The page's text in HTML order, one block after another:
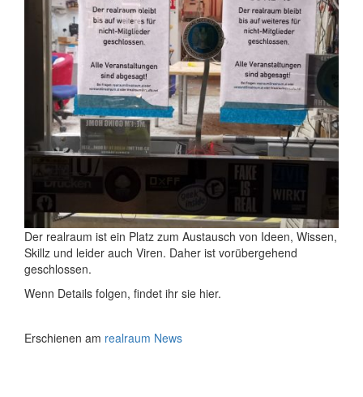
Der realraum ist ein Platz zum Austausch von Ideen, Wissen,
Skillz und leider auch Viren. Daher ist vorübergehend
geschlossen.
Wenn Details folgen, findet ihr sie hier.
Erschienen am realraum News